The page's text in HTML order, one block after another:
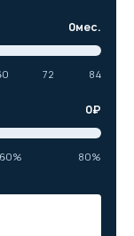
0мес.
72 84
0₽
60% 80%